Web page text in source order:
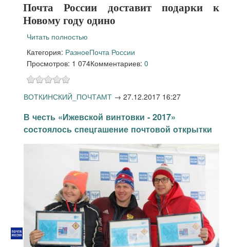
Почта России доставит подарки к
Новому году одино
Читать полностью
Категория: РазноеПочта России
Просмотров: 1 074Комментариев: 0
ВОТКИНСКИЙ_ПОЧТАМТ → 27.12.2017 16:27
В честь «Ижевской винтовки - 2017»
состоялось спецгашение почтовой открытки